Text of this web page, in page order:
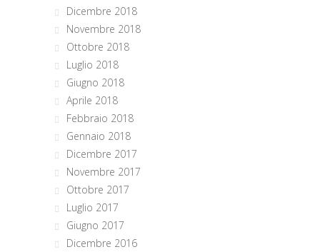
Dicembre 2018
Novembre 2018
Ottobre 2018
Luglio 2018
Giugno 2018
Aprile 2018
Febbraio 2018
Gennaio 2018
Dicembre 2017
Novembre 2017
Ottobre 2017
Luglio 2017
Giugno 2017
Dicembre 2016